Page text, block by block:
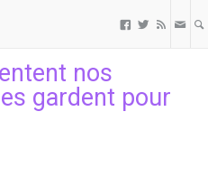
  
nos
gardent pour